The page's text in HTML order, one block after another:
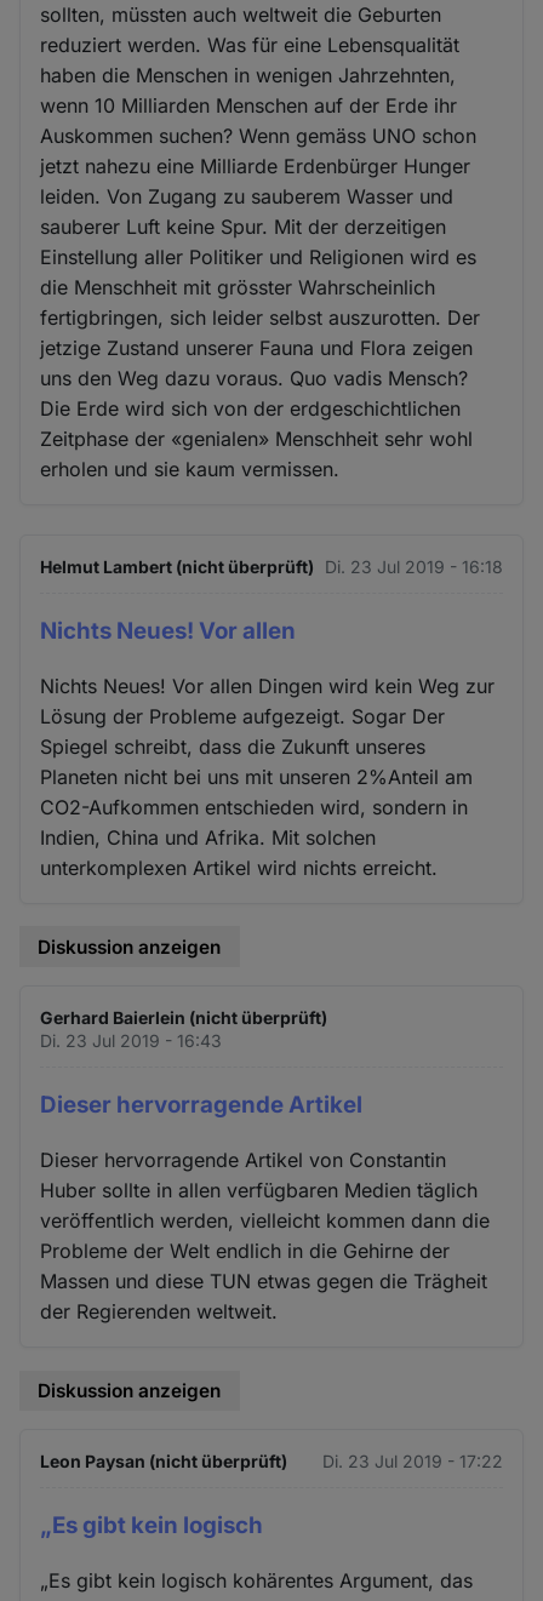
sollten, müssten auch weltweit die Geburten
reduziert werden. Was für eine Lebensqualität
haben die Menschen in wenigen Jahrzehnten,
wenn 10 Milliarden Menschen auf der Erde ihr
Auskommen suchen? Wenn gemäss UNO schon
jetzt nahezu eine Milliarde Erdenbürger Hunger
leiden. Von Zugang zu sauberem Wasser und
sauberer Luft keine Spur. Mit der derzeitigen
Einstellung aller Politiker und Religionen wird es
die Menschheit mit grösster Wahrscheinlich
fertigbringen, sich leider selbst auszurotten. Der
jetzige Zustand unserer Fauna und Flora zeigen
uns den Weg dazu voraus. Quo vadis Mensch?
Die Erde wird sich von der erdgeschichtlichen
Zeitphase der «genialen» Menschheit sehr wohl
erholen und sie kaum vermissen.
Helmut Lambert (nicht überprüft) Di. 23 Jul 2019 - 16:18
Nichts Neues! Vor allen
Nichts Neues! Vor allen Dingen wird kein Weg zur
Lösung der Probleme aufgezeigt. Sogar Der
Spiegel schreibt, dass die Zukunft unseres
Planeten nicht bei uns mit unseren 2%Anteil am
CO2-Aufkommen entschieden wird, sondern in
Indien, China und Afrika. Mit solchen
unterkomplexen Artikel wird nichts erreicht.
Diskussion anzeigen
Gerhard Baierlein (nicht überprüft)
Di. 23 Jul 2019 - 16:43
Dieser hervorragende Artikel
Dieser hervorragende Artikel von Constantin
Huber sollte in allen verfügbaren Medien täglich
veröffentlich werden, vielleicht kommen dann die
Probleme der Welt endlich in die Gehirne der
Massen und diese TUN etwas gegen die Trägheit
der Regierenden weltweit.
Diskussion anzeigen
Leon Paysan (nicht überprüft) Di. 23 Jul 2019 - 17:22
„Es gibt kein logisch
„Es gibt kein logisch kohärentes Argument, das